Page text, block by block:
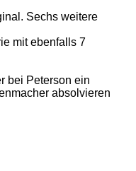
Sechs weitere
mit ebenfalls 7
bei Peterson ein
absolvieren